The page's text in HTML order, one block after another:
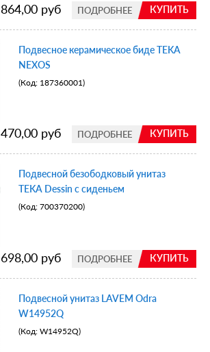
КУПИТЬ
ПОДРОБНЕЕ
864,00 руб
Подвесное керамическое биде TEKA
NEXOS
(Код: 187360001)
КУПИТЬ
ПОДРОБНЕЕ
470,00 руб
Подвесной безободковый унитаз
TEKA Dessin с сиденьем
(Код: 700370200)
КУПИТЬ
ПОДРОБНЕЕ
698,00 руб
Подвесной унитаз LAVEM Odra
W14952Q
(Код: W14952Q)